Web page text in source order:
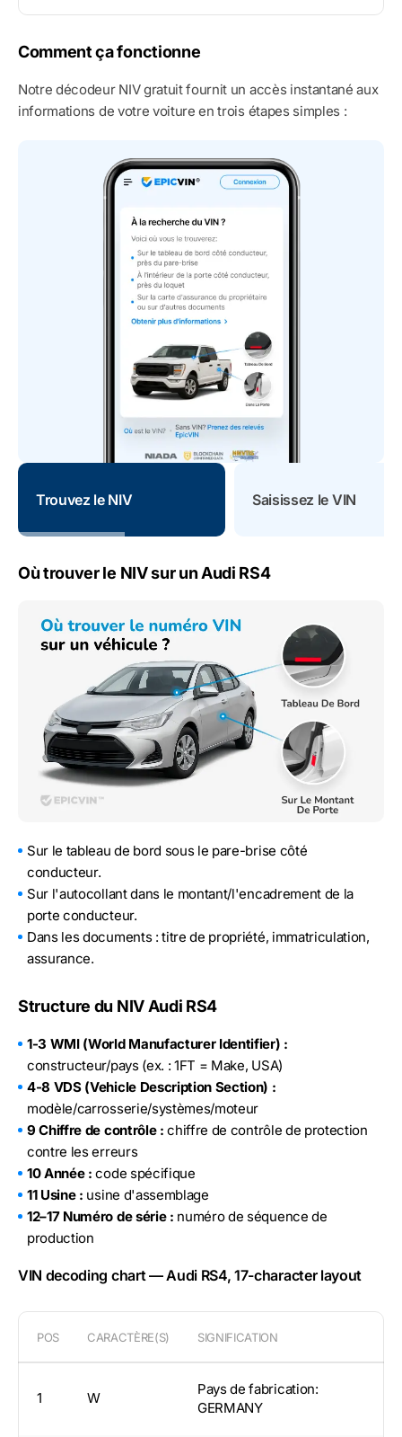
Comment ça fonctionne
Notre décodeur NIV gratuit fournit un accès instantané aux
informations de votre voiture en trois étapes simples :
Trouvez le NIV Saisissez le VIN
Où trouver le NIV sur un Audi RS4
Sur le tableau de bord sous le pare-brise côté
conducteur.
Sur l'autocollant dans le montant/l'encadrement de la
porte conducteur.
Dans les documents : titre de propriété, immatriculation,
assurance.
Structure du NIV Audi RS4
1-3 WMI (World Manufacturer Identifier) :
constructeur/pays (ex. : 1FT = Make, USA)
4-8 VDS (Vehicle Description Section) :
modèle/carrosserie/systèmes/moteur
9 Chiffre de contrôle : chiffre de contrôle de protection
contre les erreurs
10 Année : code spécifique
11 Usine : usine d'assemblage
12–17 Numéro de série : numéro de séquence de
production
VIN decoding chart — Audi RS4, 17-character layout
POS CARACTÈRE(S) SIGNIFICATION
1 W
Pays de fabrication:
GERMANY